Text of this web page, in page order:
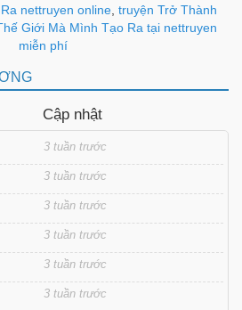
nettruyen online, truyện Trở Thành
Giới Mà Mình Tạo Ra tại nettruyen
miễn phí
Cập nhật
3 tuần trước
3 tuần trước
3 tuần trước
3 tuần trước
3 tuần trước
3 tuần trước